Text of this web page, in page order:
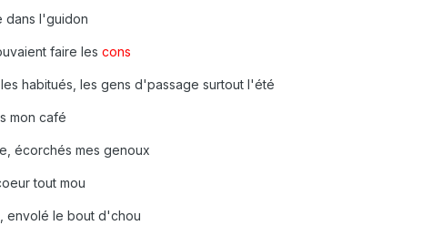
dans l'guidon
faire les cons
habitués, les gens d'passage surtout l'été
mon café
écorchés mes genoux
tout mou
envolé le bout d'chou